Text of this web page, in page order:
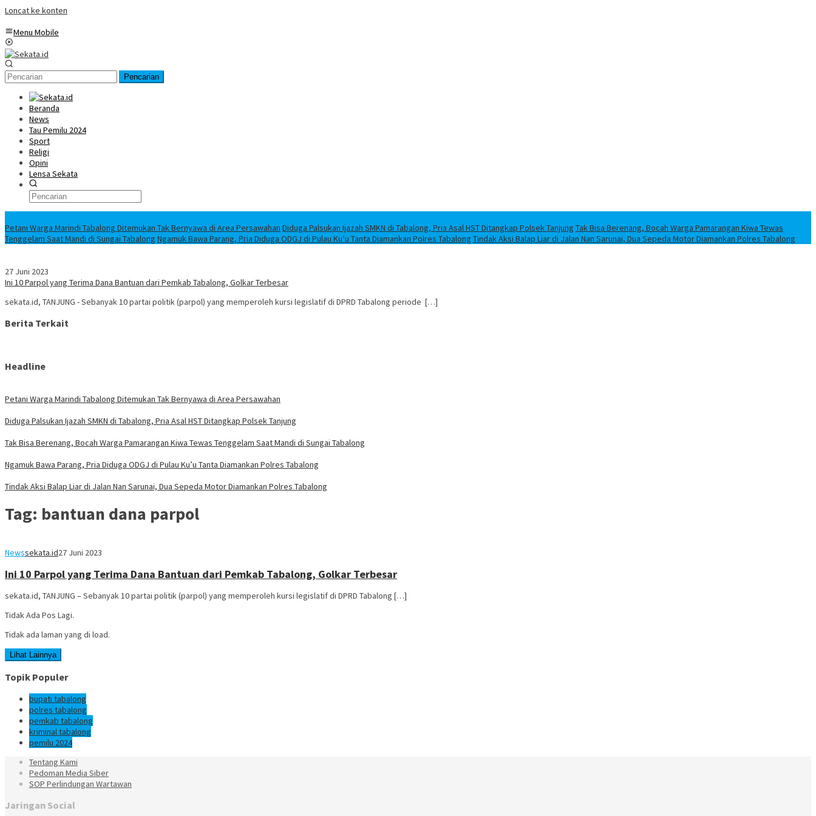
Loncat ke konten
Menu Mobile
Pencarian
Beranda
News
Tau Pemilu 2024
Sport
Religi
Opini
Lensa Sekata
Petani Warga Marindi Tabalong Ditemukan Tak Bernyawa di Area Persawahan Diduga Palsukan Ijazah SMKN di Tabalong, Pria Asal HST Ditangkap Polsek Tanjung Tak Bisa Berenang, Bocah Warga Pamarangan Kiwa Tewas
Tenggelam Saat Mandi di Sungai Tabalong Ngamuk Bawa Parang, Pria Diduga ODGJ di Pulau Ku’u Tanta Diamankan Polres Tabalong Tindak Aksi Balap Liar di Jalan Nan Sarunai, Dua Sepeda Motor Diamankan Polres Tabalong
27 Juni 2023
Ini 10 Parpol yang Terima Dana Bantuan dari Pemkab Tabalong, Golkar Terbesar
sekata.id, TANJUNG - Sebanyak 10 partai politik (parpol) yang memperoleh kursi legislatif di DPRD Tabalong periode […]
Berita Terkait
Headline
Petani Warga Marindi Tabalong Ditemukan Tak Bernyawa di Area Persawahan
Diduga Palsukan Ijazah SMKN di Tabalong, Pria Asal HST Ditangkap Polsek Tanjung
Tak Bisa Berenang, Bocah Warga Pamarangan Kiwa Tewas Tenggelam Saat Mandi di Sungai Tabalong
Ngamuk Bawa Parang, Pria Diduga ODGJ di Pulau Ku’u Tanta Diamankan Polres Tabalong
Tindak Aksi Balap Liar di Jalan Nan Sarunai, Dua Sepeda Motor Diamankan Polres Tabalong
Tag: bantuan dana parpol
Newssekata.id27 Juni 2023
Ini 10 Parpol yang Terima Dana Bantuan dari Pemkab Tabalong, Golkar Terbesar
sekata.id, TANJUNG – Sebanyak 10 partai politik (parpol) yang memperoleh kursi legislatif di DPRD Tabalong […]
Tidak Ada Pos Lagi.
Tidak ada laman yang di load.
Lihat Lainnya
Topik Populer
bupati tabalong
polres tabalong
pemkab tabalong
kriminal tabalong
pemilu 2024
Tentang Kami
Pedoman Media Siber
SOP Perlindungan Wartawan
Jaringan Social